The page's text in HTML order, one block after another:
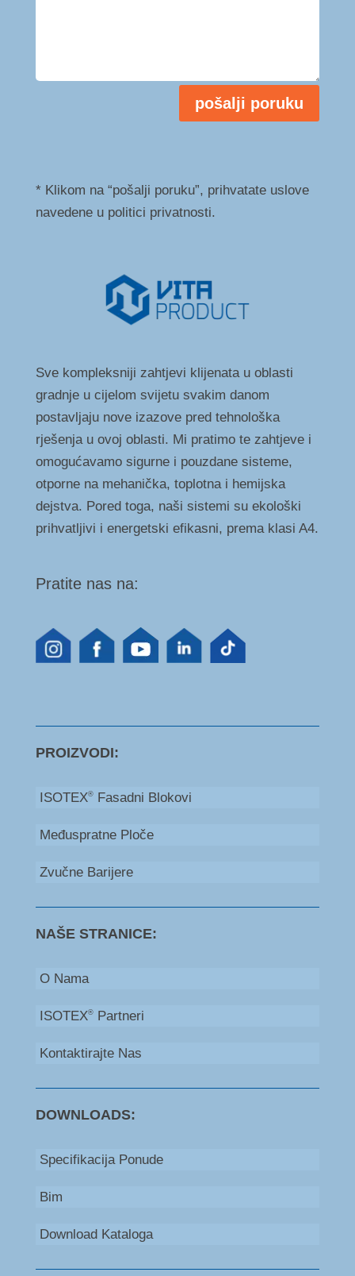
pošalji poruku
* Klikom na “pošalji poruku”, prihvatate uslove
navedene u politici privatnosti.
Sve kompleksniji zahtjevi klijenata u oblasti
gradnje u cijelom svijetu svakim danom
postavljaju nove izazove pred tehnološka
rješenja u ovoj oblasti. Mi pratimo te zahtjeve i
omogućavamo sigurne i pouzdane sisteme,
otporne na mehanička, toplotna i hemijska
dejstva. Pored toga, naši sistemi su ekološki
prihvatljivi i energetski efikasni, prema klasi A4.
Pratite nas na:
PROIZVODI:
ISOTEX®Fasadni Blokovi
Međuspratne Ploče
Zvučne Barijere
NAŠE STRANICE:
O Nama
ISOTEX®Partneri
Kontaktirajte Nas
DOWNLOADS:
Specifikacija Ponude
Bim
Download Kataloga